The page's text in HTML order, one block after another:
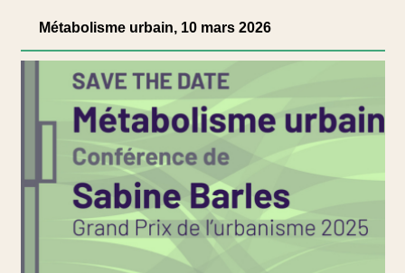
Métabolisme urbain, 10 mars 2026